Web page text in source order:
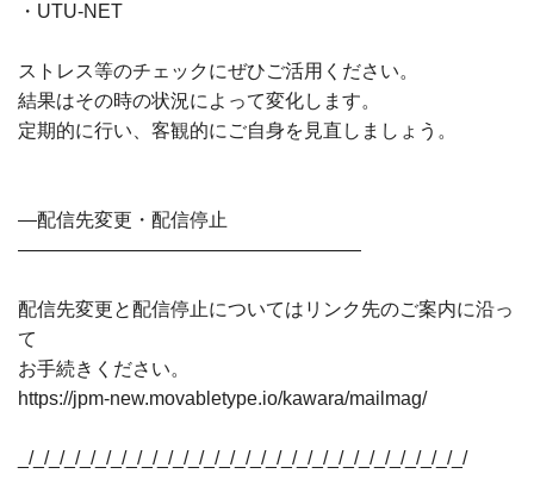
・UTU-NET
ストレス等のチェックにぜひご活用ください。
結果はその時の状況によって変化します。
定期的に行い、客観的にご自身を見直しましょう。
―配信先変更・配信停止
――――――――――――――――――
配信先変更と配信停止についてはリンク先のご案内に沿っ
て
お手続きください。
https://jpm-new.movabletype.io/kawara/mailmag/
_/_/_/_/_/_/_/_/_/_/_/_/_/_/_/_/_/_/_/_/_/_/_/_/_/_/_/_/_/